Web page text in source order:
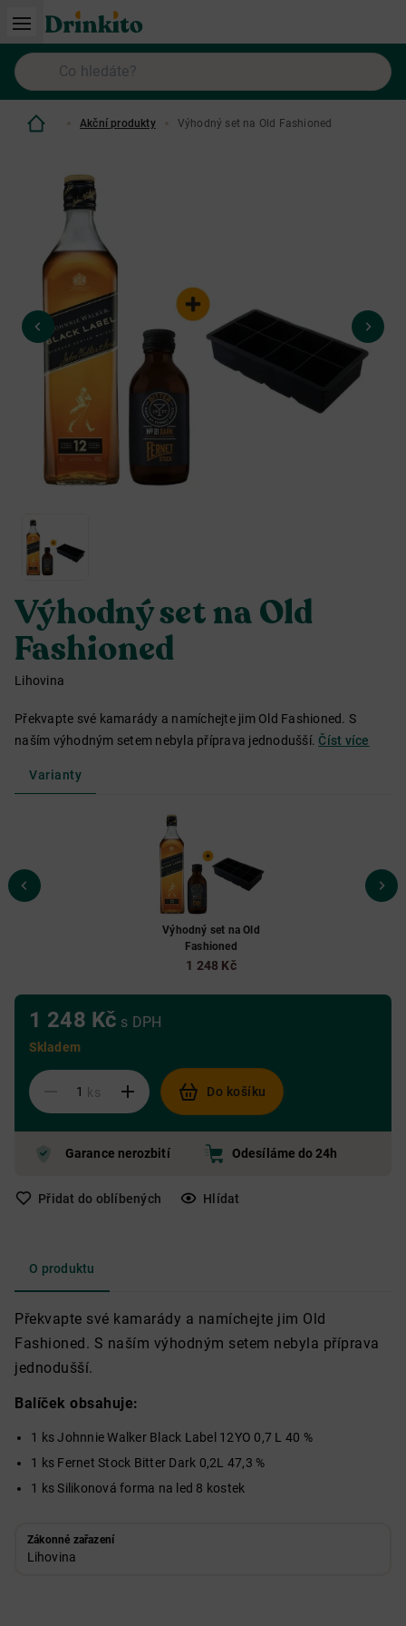
Akční produkty Výhodný set na Old Fashioned
Výhodný set na Old
Fashioned
Lihovina
Překvapte své kamarády a namíchejte jim Old Fashioned. S
naším výhodným setem nebyla příprava jednodušší. Číst více
Varianty
Výhodný set na Old
Fashioned
1 248 Kč
1 248 Kč s DPH
Skladem
ks Do košíku
Garance nerozbití Odesíláme do 24h
Přidat do oblíbených Hlídat
O produktu
Překvapte své kamarády a namíchejte jim Old
Fashioned. S naším výhodným setem nebyla příprava
jednodušší.
Balíček obsahuje:
1 ks Johnnie Walker Black Label 12YO 0,7 L 40 %
1 ks Fernet Stock Bitter Dark 0,2L 47,3 %
1 ks Silikonová forma na led 8 kostek
Zákonné zařazení
Lihovina